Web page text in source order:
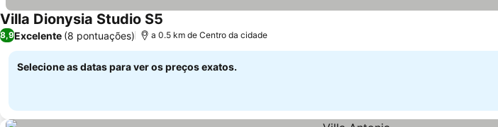
Villa Dionysia Studio S5
8,9Excelente (8 pontuações) a 0.5 km de Centro da cidade
Selecione as datas para ver os preços exatos.